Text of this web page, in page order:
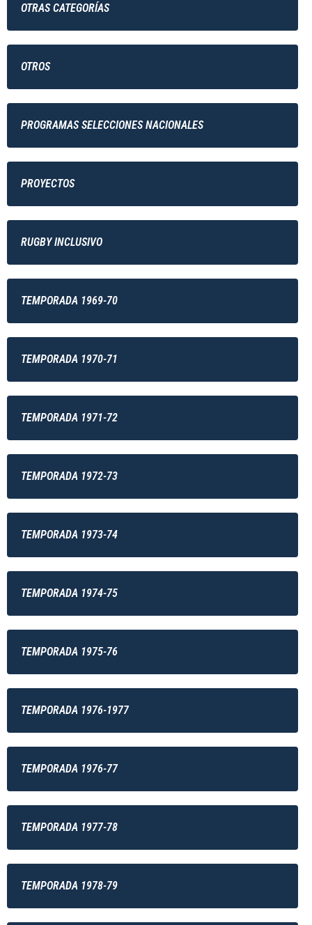
OTRAS CATEGORÍAS
OTROS
PROGRAMAS SELECCIONES NACIONALES
PROYECTOS
RUGBY INCLUSIVO
TEMPORADA 1969-70
TEMPORADA 1970-71
TEMPORADA 1971-72
TEMPORADA 1972-73
TEMPORADA 1973-74
TEMPORADA 1974-75
TEMPORADA 1975-76
TEMPORADA 1976-1977
TEMPORADA 1976-77
TEMPORADA 1977-78
TEMPORADA 1978-79